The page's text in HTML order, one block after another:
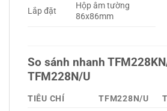
Lắp đặt
Hộp âm tường
86x86mm
So sánh nhanh
TFM228N/U
TIÊU CHÍ TFM228N/U